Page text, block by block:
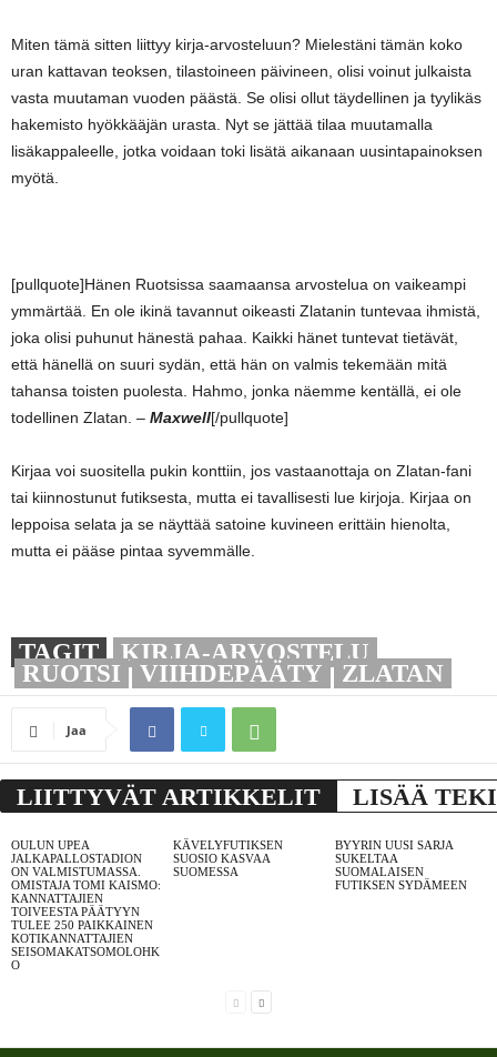
Miten tämä sitten liittyy kirja-arvosteluun? Mielestäni tämän koko
uran kattavan teoksen, tilastoineen päivineen, olisi voinut julkaista
vasta muutaman vuoden päästä. Se olisi ollut täydellinen ja tyylikäs
hakemisto hyökkääjän urasta. Nyt se jättää tilaa muutamalla
lisäkappaleelle, jotka voidaan toki lisätä aikanaan uusintapainoksen
myötä.
[pullquote]Hänen Ruotsissa saamaansa arvostelua on vaikeampi
ymmärtää. En ole ikinä tavannut oikeasti Zlatanin tuntevaa ihmistä,
joka olisi puhunut hänestä pahaa. Kaikki hänet tuntevat tietävät,
että hänellä on suuri sydän, että hän on valmis tekemään mitä
tahansa toisten puolesta. Hahmo, jonka näemme kentällä, ei ole
todellinen Zlatan. – Maxwell[/pullquote]
Kirjaa voi suositella pukin konttiin, jos vastaanottaja on Zlatan-fani
tai kiinnostunut futiksesta, mutta ei tavallisesti lue kirjoja. Kirjaa on
leppoisa selata ja se näyttää satoine kuvineen erittäin hienolta,
mutta ei pääse pintaa syvemmälle.
TAGIT KIRJA-ARVOSTELU
RUOTSI VIIHDEPÄÄTY ZLATAN
Jaa
LIITTYVÄT ARTIKKELIT LISÄÄ
OULUN UPEA
JALKAPALLOSTADION
ON VALMISTUMASSA.
OMISTAJA TOMI KAISMO:
KANNATTAJIEN
TOIVEESTA PÄÄTYYN
TULEE 250 PAIKKAINEN
KOTIKANNATTAJIEN
SEISOMAKATSOMOLOHK
O
KÄVELYFUTIKSEN
SUOSIO KASVAA
SUOMESSA
BYYRIN UUSI SARJA
SUKELTAA
SUOMALAISEN
FUTIKSEN SYDÄMEEN